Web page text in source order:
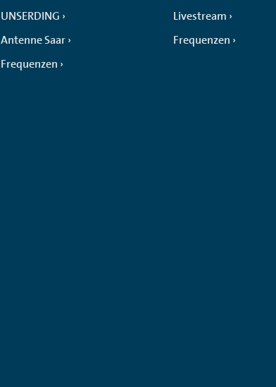
UNSERDING
Antenne Saar
Frequenzen
Livestream
Frequenzen